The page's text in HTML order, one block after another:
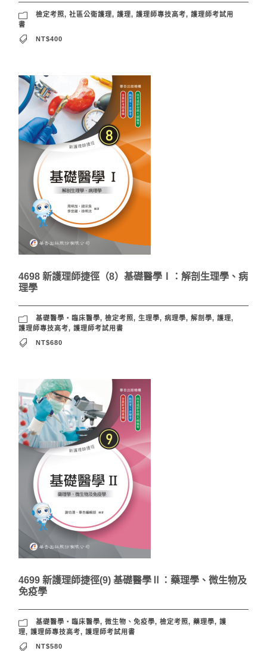
檢定考照, 社區公衛護理, 護理, 護理師專技高考, 護理師考試用
書
NT$400
4698 新護理師捷徑（8）基礎醫學Ⅰ：解剖生理學、病
理學
基礎醫學‧臨床醫學, 檢定考照, 生理學, 病理學, 解剖學, 護理,
護理師專技高考, 護理師考試用書
NT$680
4699 新護理師捷徑(9) 基礎醫學Ⅱ：藥理學、微生物及
免疫學
基礎醫學‧臨床醫學, 微生物、免疫學, 檢定考照, 藥理學, 護
理, 護理師專技高考, 護理師考試用書
NT$580